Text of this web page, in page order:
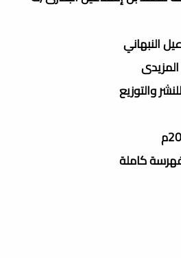
النبهاني
والتوزيع
كاملة